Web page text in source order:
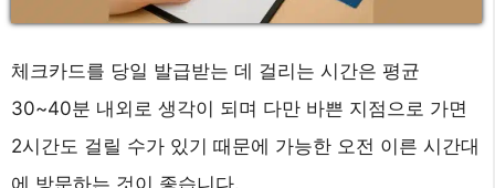
체크카드를 당일 발급받는 데 걸리는 시간은 평균
30~40분 내외로 생각이 되며 다만 바쁜 지점으로 가면
2시간도 걸릴 수가 있기 때문에 가능한 오전 이른 시간대
에 방문하는 것이 좋습니다.